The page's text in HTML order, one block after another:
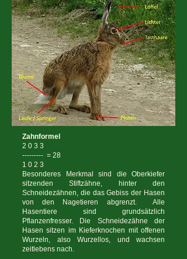
Zahnformel
2 0 3 3
--------- = 28
1 0 2 3
Besonderes Merkmal sind die Oberkiefer
sitzenden Stiftzähne, hinter den
Schneidezähnen, die das Gebiss der Hasen
von den Nagetieren abgrenzt. Alle
Hasentiere sind grundsätzlich
Pflanzenfresser. Die Schneidezähne der
Hasen sitzen im Kieferknochen mit offenen
Wurzeln, also Wurzellos, und wachsen
zeitlebens nach.